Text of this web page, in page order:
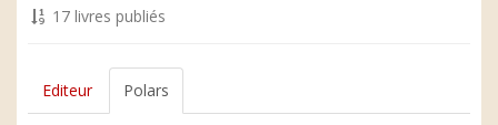
17 livres publiés
Editeur Polars